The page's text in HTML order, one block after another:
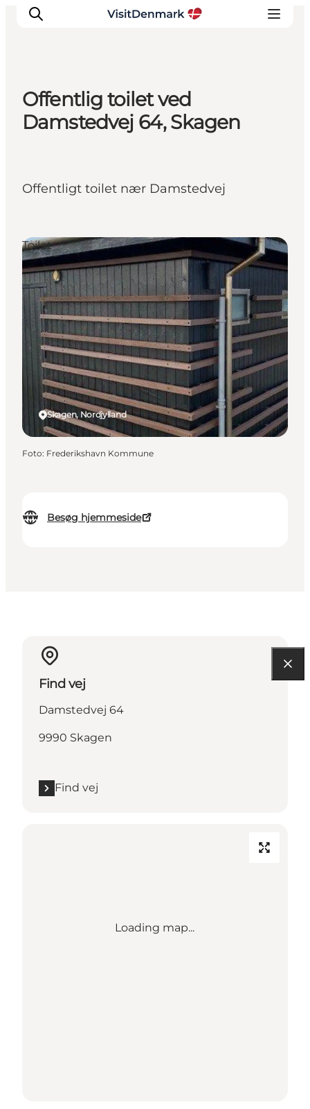
Inspiration
Planlæg ferien
Offentlig toilet ved
Damstedvej 64, Skagen
Offentligt toilet nær Damstedvej
Besøg hjemmeside
Skagen, Nordjylland
Toilet
Foto: Frederikshavn Kommune
Find vej
Damstedvej 64
9990 Skagen
Find vej
Loading map...